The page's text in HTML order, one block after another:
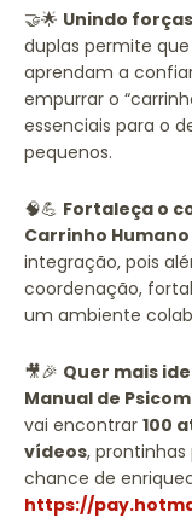
🤝🌟 Unindo
duplas permite
aprendam a
empurrar o
essenciais para o
pequenos.
🧠💪 Fortaleça o
Carrinho Humano
integração, pois
coordenação,
um ambiente
🎥🎉 Quer mais
Manual de
vai encontrar 100
vídeos, prontinhas
chance de
https://